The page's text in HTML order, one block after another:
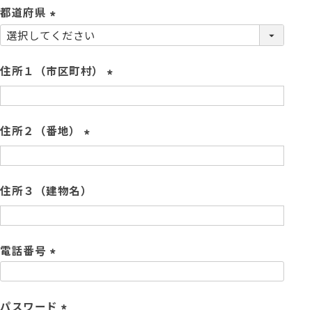
須
)
都道府県
(
必
須
)
住所１（市区町村）
(
必
住所２（番地）
(
必
)
住所３（建物名）
電話番号
必
須
パスワード